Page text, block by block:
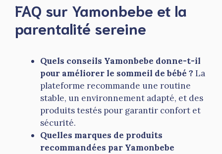
FAQ sur Yamonbebe et la
parentalité sereine
Quels conseils Yamonbebe donne-t-il
pour améliorer le sommeil de bébé ? La
plateforme recommande une routine
stable, un environnement adapté, et des
produits testés pour garantir confort et
sécurité.
Quelles marques de produits
recommandées par Yamonbebe